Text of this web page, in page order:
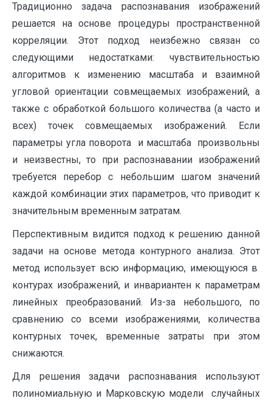
Традиционно задача распознавания изображений
решается на основе процедуры пространственной
корреляции. Этот подход неизбежно связан со
следующими недостатками: чувствительностью
алгоритмов к изменению масштаба и взаимной
угловой ориентации совмещаемых изображений, а
также с обработкой большого количества (а часто и
всех) точек совмещаемых изображений. Если
параметры угла поворота и масштаба произвольны
и неизвестны, то при распознавании изображений
требуется перебор с небольшим шагом значений
каждой комбинации этих параметров, что приводит к
значительным временным затратам.
Перспективным видится подход к решению данной
задачи на основе метода контурного анализа. Этот
метод использует всю информацию, имеющуюся в
контурах изображений, и инвариантен к параметрам
линейных преобразований. Из-за небольшого, по
сравнению со всеми изображениями, количества
контурных точек, временные затраты при этом
снижаются.
Для решения задачи распознавания используют
полиномиальную и Марковскую модели случайных